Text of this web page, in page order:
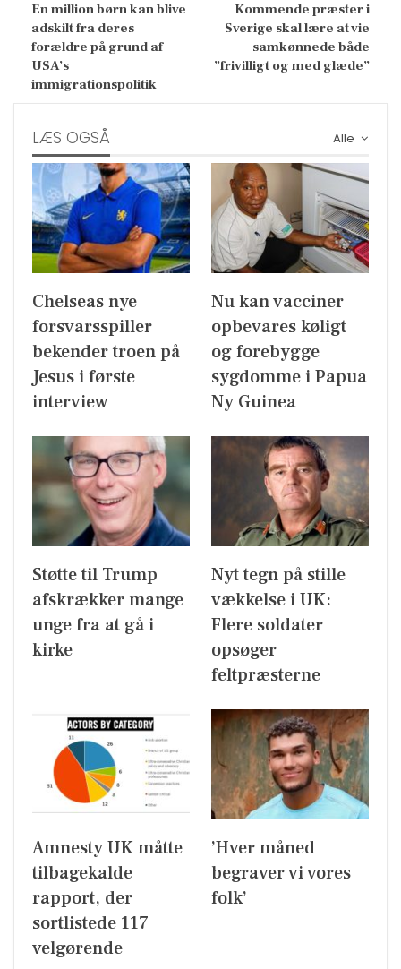
En million børn kan blive
adskilt fra deres
forældre på grund af
USA’s
immigrationspolitik
Kommende præster i
Sverige skal lære at vie
samkønnede både
”frivilligt og med glæde”
Alle
LÆS OGSÅ
Chelseas nye
forsvarsspiller
bekender troen på
Jesus i første
interview
Nu kan vacciner
opbevares køligt
og forebygge
sygdomme i Papua
Ny Guinea
Støtte til Trump
afskrækker mange
unge fra at gå i
kirke
Nyt tegn på stille
vækkelse i UK:
Flere soldater
opsøger
feltpræsterne
Amnesty UK måtte
tilbagekalde
rapport, der
sortlistede 117
velgørende
’Hver måned
begraver vi vores
folk’